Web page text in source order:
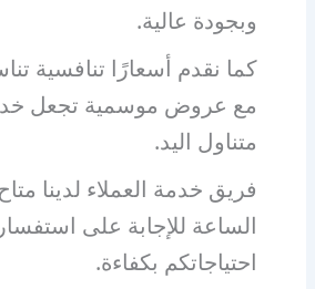
وبجودة عالية.
كما نقدم أسعارًا تنافسية
مع عروض موسمية تجعل
متناول اليد.
فريق خدمة العملاء لدينا
الساعة للإجابة على
احتياجاتكم بكفاءة.